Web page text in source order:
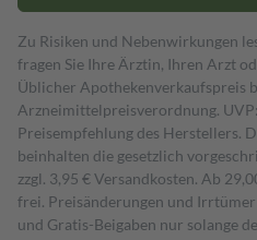
Zu Risiken und Nebenwirkungen
fragen Sie Ihre Ärztin, Ihren Arzt
Üblicher Apothekenverkaufspreis
Arzneimittelpreisverordnung.
Preisempfehlung des Herstellers.
beinhalten die gesetzlich
zzgl. 3,95 € Versandkosten. Ab
frei. Preisänderungen und
und Gratis-Beigaben nur solange